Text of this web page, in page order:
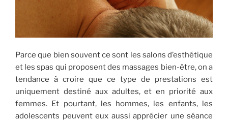
Parce que bien souvent ce sont les salons d’esthétique
et les spas qui proposent des massages bien-être, on a
tendance à croire que ce type de prestations est
uniquement destiné aux adultes, et en priorité aux
femmes. Et pourtant, les hommes, les enfants, les
adolescents peuvent eux aussi apprécier une séance